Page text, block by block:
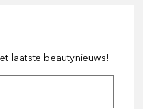
laatste beautynieuws!